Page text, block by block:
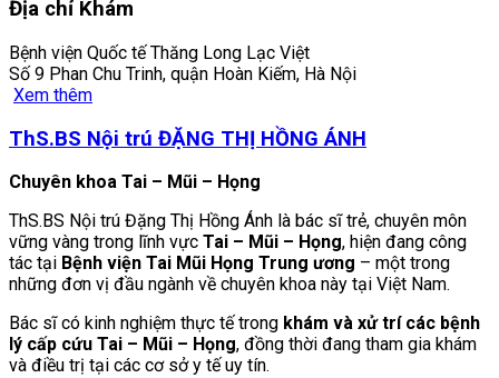
Địa chỉ Khám
Bệnh viện Quốc tế Thăng Long Lạc Việt
Số 9 Phan Chu Trinh, quận Hoàn Kiếm, Hà Nội
Xem thêm
ThS.BS Nội trú ĐẶNG THỊ HỒNG ÁNH
Chuyên khoa Tai – Mũi – Họng
ThS.BS Nội trú Đặng Thị Hồng Ánh là bác sĩ trẻ, chuyên môn
vững vàng trong lĩnh vực Tai – Mũi – Họng, hiện đang công
tác tại Bệnh viện Tai Mũi Họng Trung ương – một trong
những đơn vị đầu ngành về chuyên khoa này tại Việt Nam.
Bác sĩ có kinh nghiệm thực tế trong khám và xử trí các bệnh
lý cấp cứu Tai – Mũi – Họng, đồng thời đang tham gia khám
và điều trị tại các cơ sở y tế uy tín.